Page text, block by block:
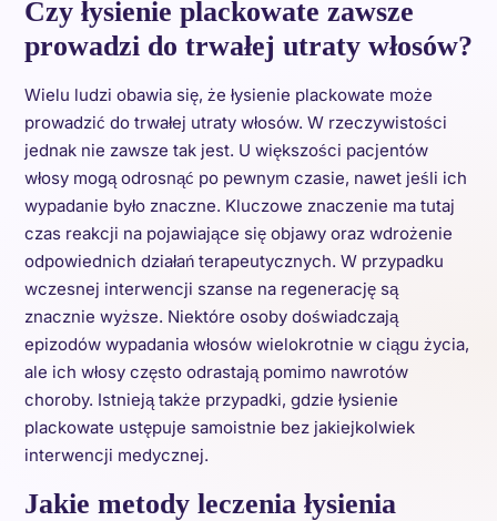
Czy łysienie plackowate zawsze
prowadzi do trwałej utraty włosów?
Wielu ludzi obawia się, że łysienie plackowate może
prowadzić do trwałej utraty włosów. W rzeczywistości
jednak nie zawsze tak jest. U większości pacjentów
włosy mogą odrosnąć po pewnym czasie, nawet jeśli ich
wypadanie było znaczne. Kluczowe znaczenie ma tutaj
czas reakcji na pojawiające się objawy oraz wdrożenie
odpowiednich działań terapeutycznych. W przypadku
wczesnej interwencji szanse na regenerację są
znacznie wyższe. Niektóre osoby doświadczają
epizodów wypadania włosów wielokrotnie w ciągu życia,
ale ich włosy często odrastają pomimo nawrotów
choroby. Istnieją także przypadki, gdzie łysienie
plackowate ustępuje samoistnie bez jakiejkolwiek
interwencji medycznej.
Jakie metody leczenia łysienia